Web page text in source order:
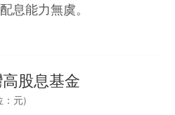
息能力無虞。
股息基金
：元)